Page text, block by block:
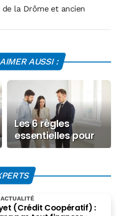
de la Drôme et ancien
AUSSI :
Les 6 règles
essentielles pour
anticiper un litige
(Crédit Coopératif) :
ACTUALITÉ